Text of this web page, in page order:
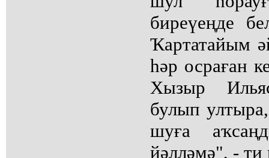
биреүеңде
Ҡартатайым
һәр осраған
Хызыр
булып
шуға
йәлләмә", - ти